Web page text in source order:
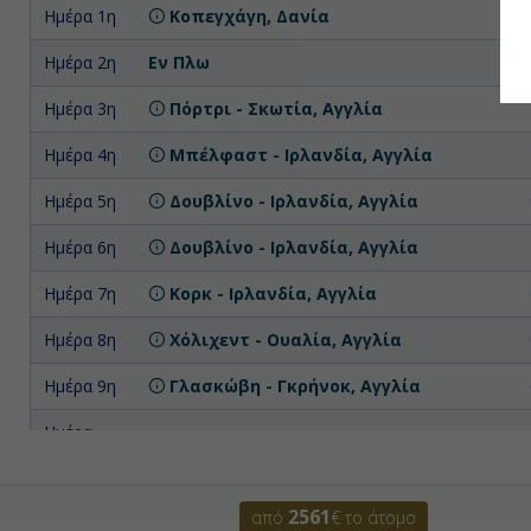
Ημέρα 1η Κοπεγχάγη, Δανία
Ημέρα 2η Εν Πλω
Ημέρα 3η Πόρτρι - Σκωτία, Αγγλία
Ημέρα 4η Μπέλφαστ - Ιρλανδία, Αγγλία
Ημέρα 5η Δουβλίνο - Ιρλανδία, Αγγλία
Ημέρα 6η Δουβλίνο - Ιρλανδία, Αγγλία
Ημέρα 7η Κορκ - Ιρλανδία, Αγγλία
Ημέρα 8η Χόλιχεντ - Ουαλία, Αγγλία
Ημέρα 9η Γλασκώβη - Γκρήνοκ, Αγγλία
Ημέρα
ΚουΪνσφέρυ, Εδιμβούργο - Σκωτία,
από 2561€ το άτομο